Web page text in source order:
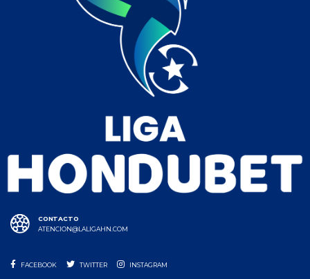
CONTACTO
ATENCION@LALIGAHN.COM
FACEBOOK TWITTER INSTAGRAM